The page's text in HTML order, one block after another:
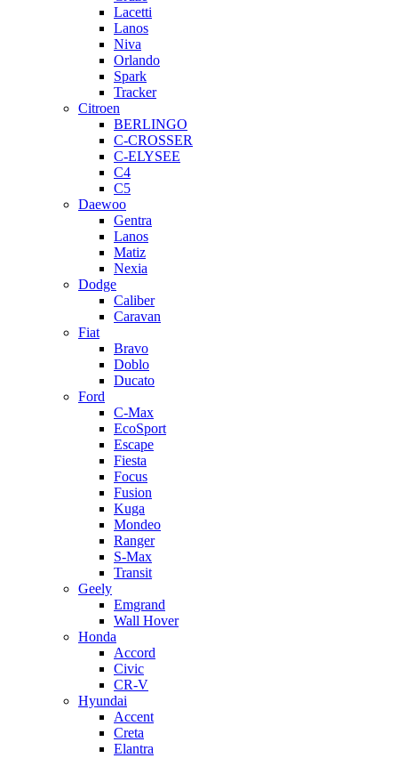
Lacetti
Lanos
Niva
Orlando
Spark
Tracker
Citroen
BERLINGO
C-CROSSER
C-ELYSEE
C4
C5
Daewoo
Gentra
Lanos
Matiz
Nexia
Dodge
Caliber
Caravan
Fiat
Bravo
Doblo
Ducato
Ford
C-Max
EcoSport
Escape
Fiesta
Focus
Fusion
Kuga
Mondeo
Ranger
S-Max
Transit
Geely
Emgrand
Wall Hover
Honda
Accord
Civic
CR-V
Hyundai
Accent
Creta
Elantra